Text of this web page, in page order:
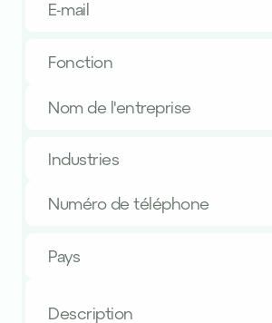
Industries